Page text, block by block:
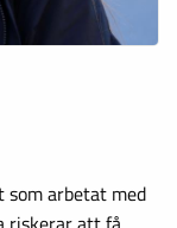
som arbetat med